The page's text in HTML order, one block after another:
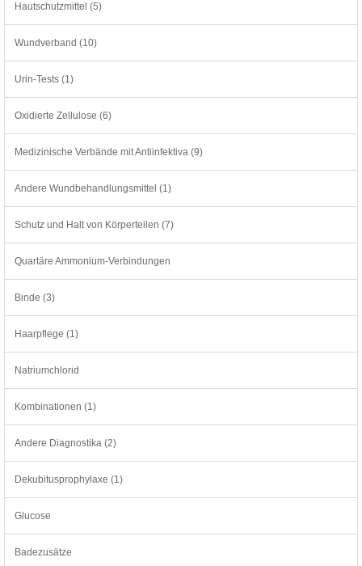
Hautschutzmittel (5)
Wundverband (10)
Urin-Tests (1)
Oxidierte Zellulose (6)
Medizinische Verbände mit Antiinfektiva (9)
Andere Wundbehandlungsmittel (1)
Schutz und Halt von Körperteilen (7)
Quartäre Ammonium-Verbindungen
Binde (3)
Haarpflege (1)
Natriumchlorid
Kombinationen (1)
Andere Diagnostika (2)
Dekubitusprophylaxe (1)
Glucose
Badezusätze